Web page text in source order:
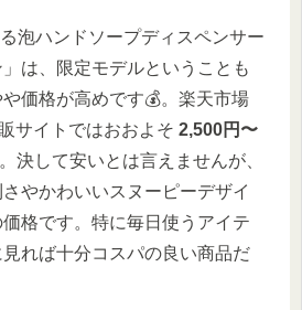
泡ハンドソープディスペンサー
は、限定モデルということも
価格が高めです💰。楽天市場
サイトではおおよそ 2,500円〜
決して安いとは言えませんが、
やかわいいスヌーピーデザイ
格です。特に毎日使うアイテ
れば十分コスパの良い商品だ